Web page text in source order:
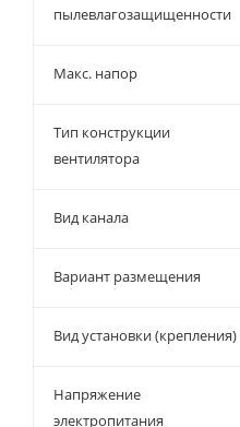
пылевлагозащищенности
Макс. напор
Тип конструкции
вентилятора
Вид канала
Вариант размещения
Вид установки (крепления)
Напряжение
электропитания